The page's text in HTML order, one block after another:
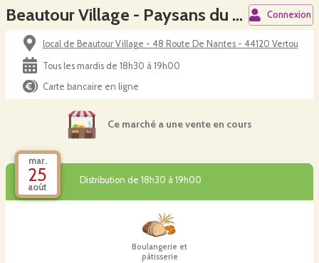
Beautour Village - Paysans du Vignoble Connexion
local de Beautour Village - 48 Route De Nantes - 44120 Vertou
Tous les mardis de 18h30 à 19h00
Carte bancaire en ligne
Ce marché a une vente en cours
mar.
25
août
Distribution de 18h30 à 19h00
Boulangerie et
pâtisserie